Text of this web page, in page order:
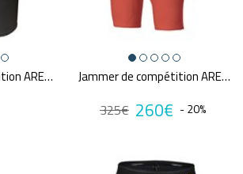
Jammer de compétition ARENA POWERSKIN PRIMO Jammer de compétition ARENA POWERSKIN CARBON GLIDE SUNSET CORAL
325€ 260€ - 20%